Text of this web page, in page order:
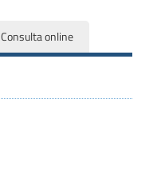
Consulta online